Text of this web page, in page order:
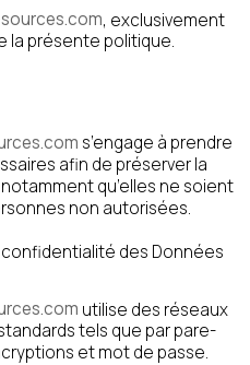
, exclusivement
la présente politique.
s’engage à prendre
afin de préserver la
qu’elles ne soient
non autorisées.
des Données
utilise des réseaux
tels que par pare-
et mot de passe.